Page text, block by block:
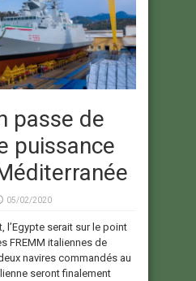
passe de
puissance
05/02/2020
l’Egypte serait sur le point
FREMM italiennes de
navires commandés au
seront finalement